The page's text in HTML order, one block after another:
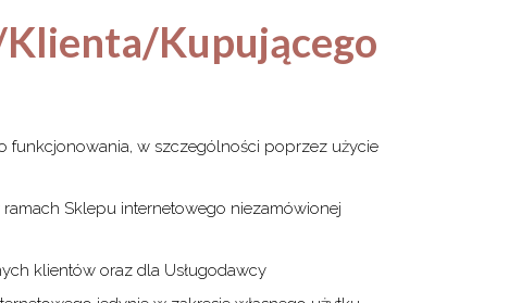
Kupującego
funkcjonowania, w szczególności poprzez użycie
Sklepu internetowego niezamówionej
klientów oraz dla Usługodawcy